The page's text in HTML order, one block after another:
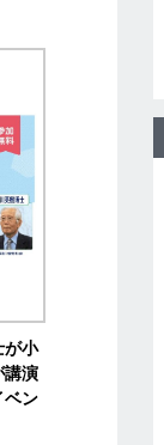
が小
演
ベン